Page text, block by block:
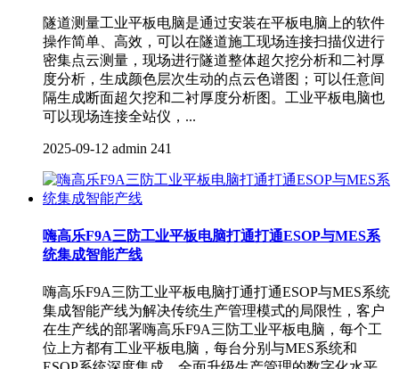
隧道测量工业平板电脑是通过安装在平板电脑上的软件
操作简单、高效，可以在隧道施工现场连接扫描仪进行
密集点云测量，现场进行隧道整体超欠挖分析和二衬厚
度分析，生成颜色层次生动的点云色谱图；可以任意间
隔生成断面超欠挖和二衬厚度分析图。工业平板电脑也
可以现场连接全站仪，...
2025-09-12 admin 241
嗨高乐F9A三防工业平板电脑打通打通ESOP与MES系
统集成智能产线
嗨高乐F9A三防工业平板电脑打通打通ESOP与MES系统
集成智能产线为解决传统生产管理模式的局限性，客户
在生产线的部署嗨高乐F9A三防工业平板电脑，每个工
位上方都有工业平板电脑，每台分别与MES系统和